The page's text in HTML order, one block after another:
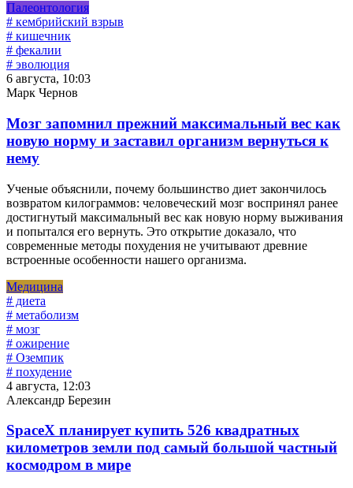
Палеонтология
# кембрийский взрыв
# кишечник
# фекалии
# эволюция
6 августа, 10:03
Марк Чернов
Мозг запомнил прежний максимальный вес как
новую норму и заставил организм вернуться к
нему
Ученые объяснили, почему большинство диет закончилось
возвратом килограммов: человеческий мозг воспринял ранее
достигнутый максимальный вес как новую норму выживания
и попытался его вернуть. Это открытие доказало, что
современные методы похудения не учитывают древние
встроенные особенности нашего организма.
Медицина
# диета
# метаболизм
# мозг
# ожирение
# Оземпик
# похудение
4 августа, 12:03
Александр Березин
SpaceX планирует купить 526 квадратных
километров земли под самый большой частный
космодром в мире